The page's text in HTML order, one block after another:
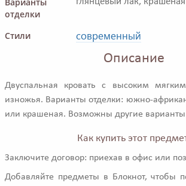
отделки
Стили современный
Описание
Двуспальная кровать с высоким
изножья. Варианты отделки: южно-
или крашеная. Возможны другие
Как купить этот
Заключите договор: приехав в офис или
Добавляйте предметы в Блокнот, чтобы